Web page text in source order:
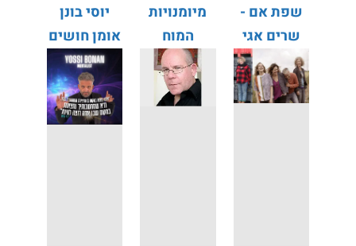
שפת אם -
שרים אגי
משעול
מיומנויות
המוח
והזיכרון -
ערן כץ
יוסי בונן
אומן חושים